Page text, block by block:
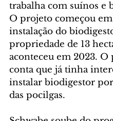
trabalha com suínos e
O projeto começou
instalação do
propriedade de 13
aconteceu em 2023.
conta que já tinha
instalar biodigestor
das pocilgas.